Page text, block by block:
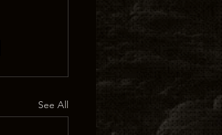
See All